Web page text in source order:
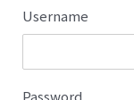
Username
Password